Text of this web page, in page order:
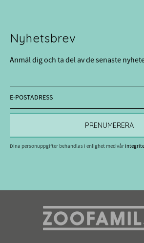
Nyhetsbrev
Anmäl dig och ta del av de senaste
PRENUMERERA
Dina personuppgifter behandlas i enlighet med vår